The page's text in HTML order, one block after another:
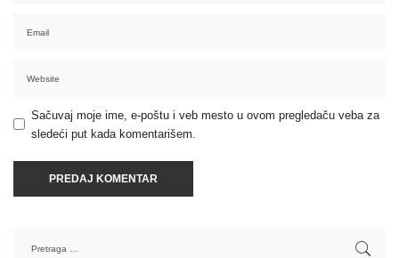
Sačuvaj moje ime, e-poštu i veb mesto u ovom pregledaču veba za
sledeći put kada komentarišem.